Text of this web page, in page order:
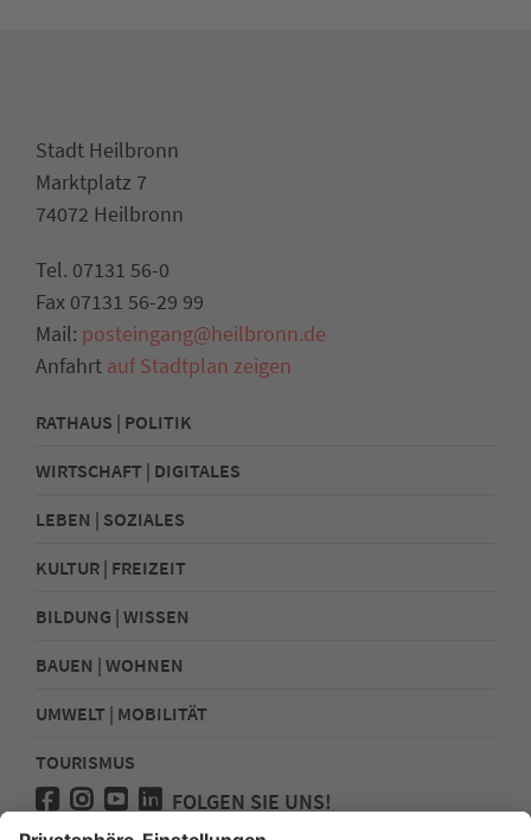
Stadt Heilbronn
Marktplatz 7
74072 Heilbronn
Tel. 07131 56-0
Fax 07131 56-29 99
Mail: posteingang@heilbronn.de
Anfahrt auf Stadtplan zeigen
RATHAUS | POLITIK
WIRTSCHAFT | DIGITALES
LEBEN | SOZIALES
KULTUR | FREIZEIT
BILDUNG | WISSEN
BAUEN | WOHNEN
UMWELT | MOBILITÄT
TOURISMUS
FOLGEN SIE UNS!